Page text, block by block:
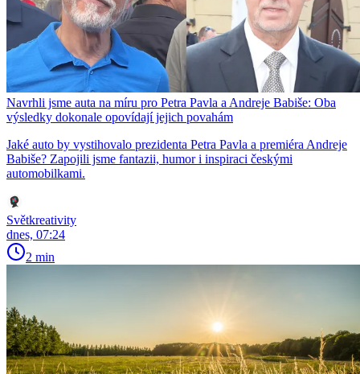
Navrhli jsme auta na míru pro Petra Pavla a Andreje Babiše: Oba
výsledky dokonale opovídají jejich povahám
Jaké auto by vystihovalo prezidenta Petra Pavla a premiéra Andreje
Babiše? Zapojili jsme fantazii, humor i inspiraci českými
automobilkami.
Světkreativity
dnes, 07:24
2 min